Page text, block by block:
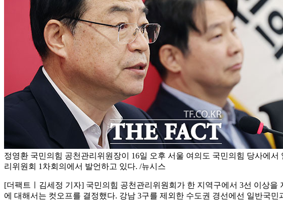
정영환 국민의힘 공천관리위원장이 16일 오후 서울 여의도 국민의힘 당사에서
리위원회 1차회의에서 발언하고 있다. /뉴시스
[더팩트ㅣ김세정 기자] 국민의힘 공천관리위원회가 한 지역구에서 3선 이상
에 대해서는 컷오프를 결정했다. 강남 3구를 제외한 수도권 경선에선 일반국